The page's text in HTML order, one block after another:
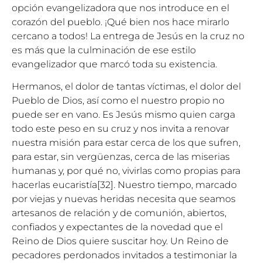
opción evangelizadora que nos introduce en el
corazón del pueblo. ¡Qué bien nos hace mirarlo
cercano a todos! La entrega de Jesús en la cruz no
es más que la culminación de ese estilo
evangelizador que marcó toda su existencia.
Hermanos, el dolor de tantas víctimas, el dolor del
Pueblo de Dios, así como el nuestro propio no
puede ser en vano. Es Jesús mismo quien carga
todo este peso en su cruz y nos invita a renovar
nuestra misión para estar cerca de los que sufren,
para estar, sin vergüenzas, cerca de las miserias
humanas y, por qué no, vivirlas como propias para
hacerlas eucaristía[32]. Nuestro tiempo, marcado
por viejas y nuevas heridas necesita que seamos
artesanos de relación y de comunión, abiertos,
confiados y expectantes de la novedad que el
Reino de Dios quiere suscitar hoy. Un Reino de
pecadores perdonados invitados a testimoniar la